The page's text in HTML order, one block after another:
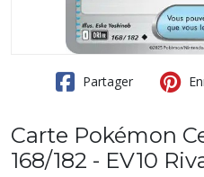
Partager
Carte Pokémon
168/182 - EV10